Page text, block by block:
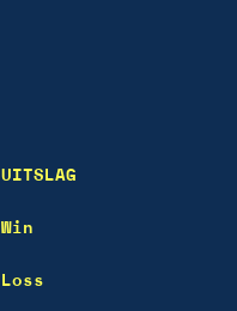
UITSLAG
Win
Loss